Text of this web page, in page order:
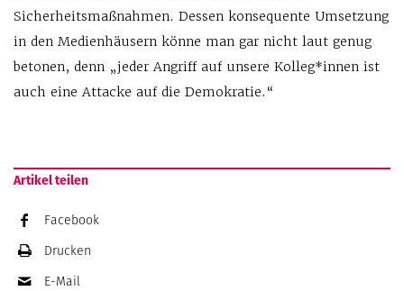
Sicherheitsmaßnahmen. Dessen konsequente Umsetzung
in den Medienhäusern könne man gar nicht laut genug
betonen, denn „jeder Angriff auf unsere Kolleg*innen ist
auch eine Attacke auf die Demokratie.“
Artikel teilen
Facebook
Drucken
E-Mail